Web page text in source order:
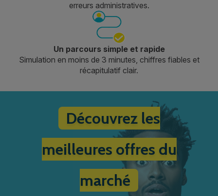
erreurs administratives.
Un parcours simple et rapide
Simulation en moins de 3 minutes, chiffres fiables et
récapitulatif clair.
Découvrez les
meilleures offres du
marché